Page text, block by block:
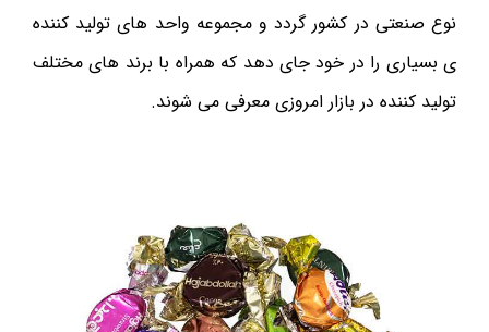
نوع صنعتی در کشور گردد و مجموعه واحد های تولید کننده
ی بسیاری را در خود جای دهد که همراه با برند های مختلف
تولید کننده در بازار امروزی معرفی می شوند.